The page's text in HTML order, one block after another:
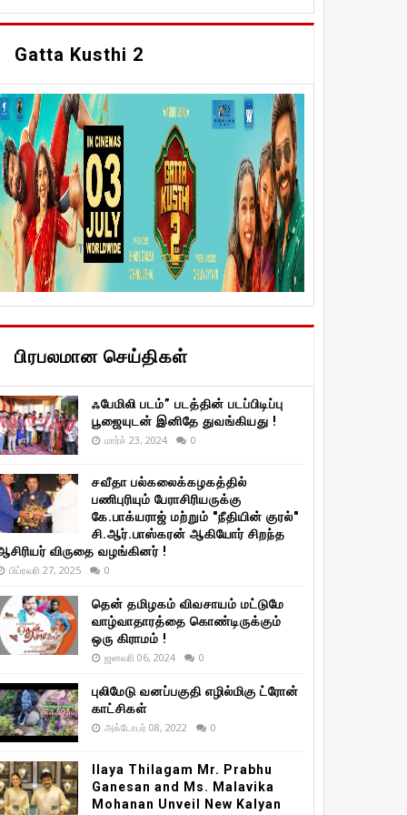
Gatta Kusthi 2
பிரபலமான செய்திகள்
ஃபேமிலி படம்” படத்தின் படப்பிடிப்பு
பூஜையுடன் இனிதே துவங்கியது !
மார்ச் 23, 2024 0
சவீதா பல்கலைக்கழகத்தில்
பணிபுரியும் பேராசிரியருக்கு
கே.பாக்யராஜ் மற்றும் "நீதியின் குரல்"
சி.ஆர்.பாஸ்கரன் ஆகியோர் சிறந்த
விருதை வழங்கினர் !
பிப்ரவரி 27, 2025 0
தென் தமிழகம் விவசாயம் மட்டுமே
வாழ்வாதாரத்தை கொண்டிருக்கும்
ஒரு கிராமம் !
ஜனவரி 06, 2024 0
புலிமேடு வனப்பகுதி எழில்மிகு ட்ரோன்
காட்சிகள்
அக்டோபர் 08, 2022 0
Ilaya Thilagam Mr. Prabhu
Ganesan and Ms. Malavika
Mohanan Unveil New Kalyan